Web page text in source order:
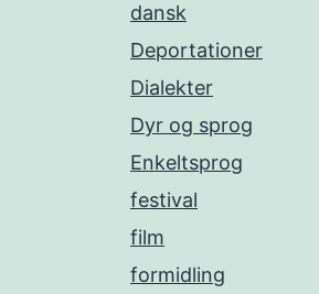
dansk
Deportationer
Dialekter
Dyr og sprog
Enkeltsprog
festival
film
formidling